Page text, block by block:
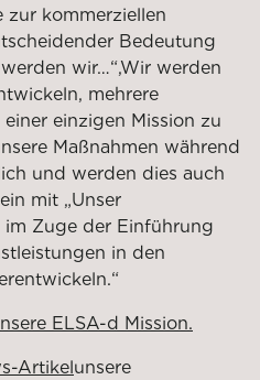
zur kommerziellen
Bedeutung
wir…“,Wir werden
mehrere
einzigen Mission zu
Maßnahmen während
und werden dies auch
mit „Unser
Zuge der Einführung
in den
ELSA-d Mission.
Artikelunsere